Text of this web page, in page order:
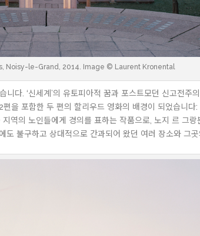
Noisy-le-Grand, 2014. Image © Laurent Kronental
다. ‘신세계’의 유토피아적 꿈과 포스트모던 신고전주
을 포함한 두 편의 할리우드 영화의 배경이 되었습니
역의 노인들에게 경의를 표하는 작품으로, 노지 르 그
불구하고 상대적으로 간과되어 왔던 여러 장소와 그